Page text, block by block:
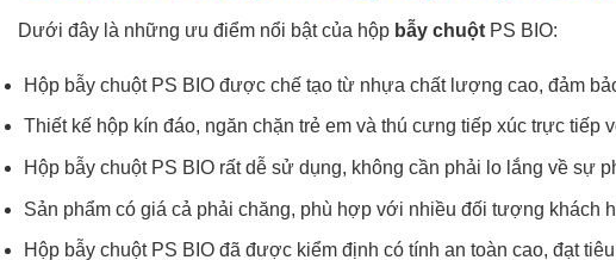
Dưới đây là những ưu điểm nổi bật của hộp bẫy chuột PS BIO:
Hộp bẫy chuột PS BIO được chế tạo từ nhựa chất lượng cao, đảm
Thiết kế hộp kín đáo, ngăn chặn trẻ em và thú cưng tiếp xúc trực tiếp
Hộp bẫy chuột PS BIO rất dễ sử dụng, không cần phải lo lắng về sự
Sản phẩm có giá cả phải chăng, phù hợp với nhiều đối tượng khách
Hộp bẫy chuột PS BIO đã được kiểm định có tính an toàn cao, đạt